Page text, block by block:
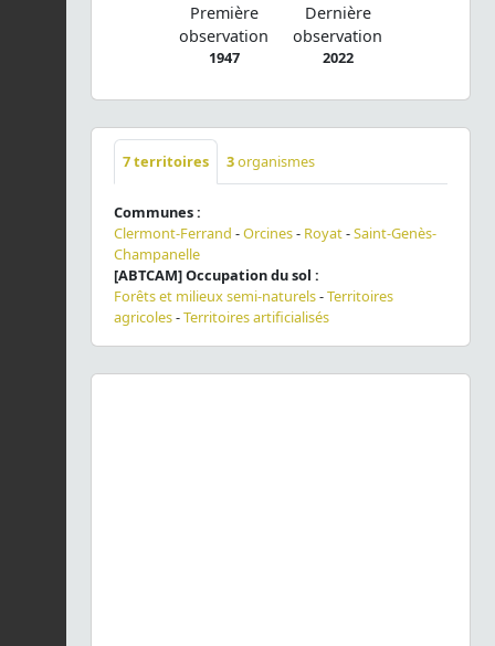
Première
observation
1947
Dernière
observation
2022
7territoires 3organismes
Communes :
Clermont-Ferrand -Orcines- Royat-Saint-Genès-
Champanelle
[ABTCAM] Occupation du sol :
Forêts et milieux semi-naturels-Territoires
agricoles-Territoires artificialisés